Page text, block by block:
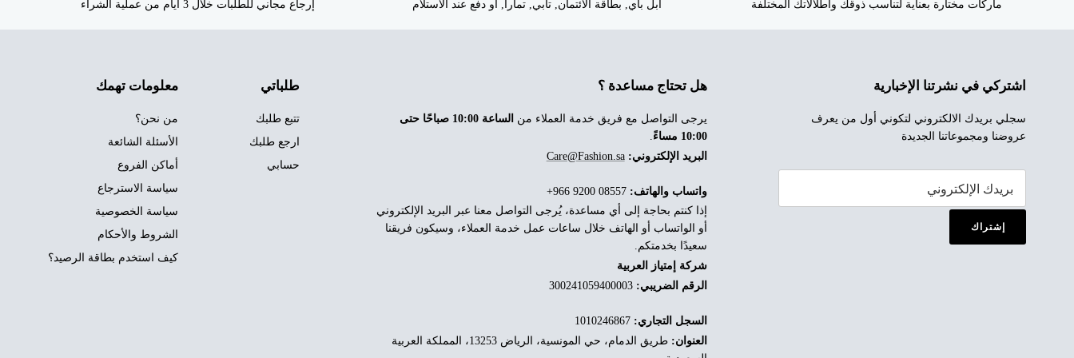
ماركات مختارة بعناية لتناسب ذوقك واطلالاتك المختلفة ابل باي, بطاقة الائتمان, تابي, تمارا, او دفع عند الاستلام إرجاع مجاني للطلبات خلال 3 أيام من عملية الشراء
اشتركي في نشرتنا الإخبارية
سجلي بريدك الالكتروني لتكوني أول من يعرف
عروضنا ومجموعاتنا الجديدة
إشتراك
هل تحتاج مساعدة ؟
يرجى التواصل مع فريق خدمة العملاء من
الساعة 10:00 صباحًا حتى
10:00 مساءً
البريد الإلكتروني: Care@Fashion.sa
واتساب والهاتف: ‎+966 9200 08557
إذا كنتم بحاجة إلى أي مساعدة، يُرجى التواصل معنا عبر البريد الإلكتروني
أو الواتساب أو الهاتف خلال ساعات عمل خدمة العملاء، وسيكون فريقنا
سعيدًا بخدمتكم.
شركة إمتياز العربية
الرقم الضريبي: 300241059400003
السجل التجاري: 1010246867
العنوان:
طريق الدمام، حي المونسية، الرياض 13253، المملكة العربية
طلباتي
تتبع طلبك
ارجع طلبك
حسابي
معلومات تهمك
من نحن؟
الأسئلة الشائعة
أماكن الفروع
سياسة الاسترجاع
سياسة الخصوصية
الشروط والأحكام
كيف استخدم بطاقة الرصيد؟